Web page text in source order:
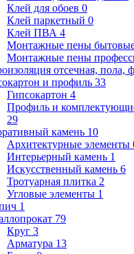
Клей для обоев 0
Клей паркетный 0
Клей ПВА 4
Монтажные пены
Монтажные пены
отсечная, пола,
и профиль 33
Гипсокартон 4
Профиль и
29
камень 10
Архитектурные элементы
Интерьерный камень 1
Искусственный камень 6
Тротуарная плитка 2
Угловые элементы 1
1
79
Круг 3
Арматура 13